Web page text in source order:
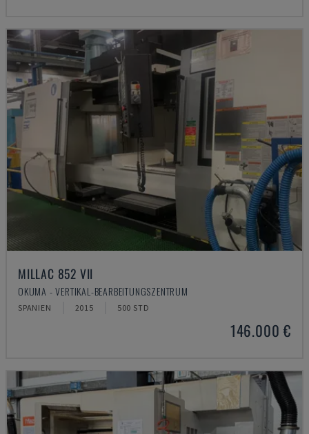
MILLAC 852 VII
OKUMA - VERTIKAL-BEARBEITUNGSZENTRUM
SPANIEN 2015 500 STD
146.000 €